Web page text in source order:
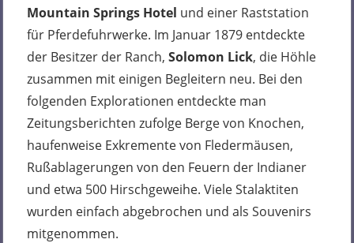
Mountain Springs Hotel und einer Raststation
für Pferdefuhrwerke. Im Januar 1879 entdeckte
der Besitzer der Ranch,Solomon Lick, die Höhle
zusammen mit einigen Begleitern neu. Bei den
folgenden Explorationen entdeckte man
Zeitungsberichten zufolge Berge von Knochen,
haufenweise Exkremente von Fledermäusen,
Rußablagerungen von den Feuern der Indianer
und etwa 500 Hirschgeweihe. Viele Stalaktiten
wurden einfach abgebrochen und als Souvenirs
mitgenommen.